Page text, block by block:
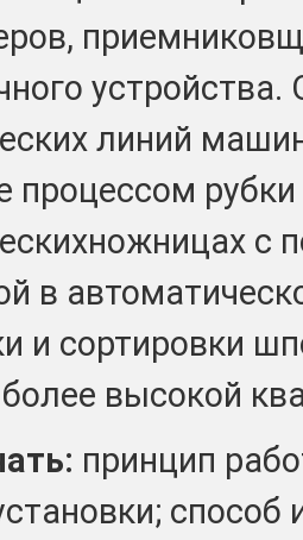
линий
процессом
с
в
и сортировки
высокой
принцип